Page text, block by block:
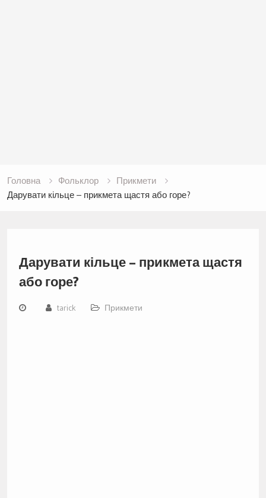
Головна Фольклор
Прикмети
Дарувати кільце – прикмета щастя або горе?
Дарувати кільце – прикмета щастя
або горе?
tarick Прикмети